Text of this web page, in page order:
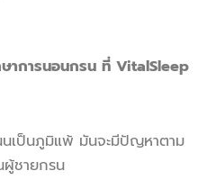
าการนอนกรน ที่ VitalSleep
นเป็นภูมิแพ้ มันจะมีปัญหาตาม
ผู้ชายกรน